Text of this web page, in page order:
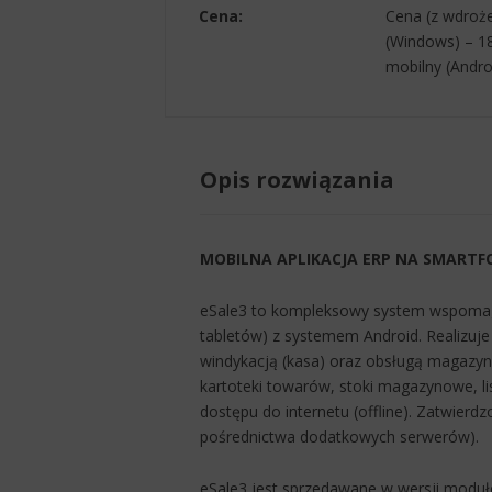
Cena:
Cena (z
(Windows) –
mobilny
Opis rozwiązania
MOBILNA APLIKACJA ERP NA
eSale3 to kompleksowy system
tabletów) z systemem Android.
windykacją (kasa) oraz obsługą
kartoteki towarów, stoki magazynowe,
dostępu do internetu (offline).
pośrednictwa dodatkowych serwerów).